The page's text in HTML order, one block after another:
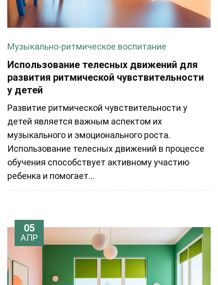
Музыкально-ритмическое воспитание
Использование телесных движений для
развития ритмической чувствительности
у детей
Развитие ритмической чувствительности у
детей является важным аспектом их
музыкального и эмоционального роста.
Использование телесных движений в процессе
обучения способствует активному участию
ребенка и помогает...
05
АПР